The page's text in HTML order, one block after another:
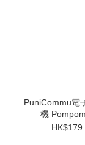
PuniCommu電
機